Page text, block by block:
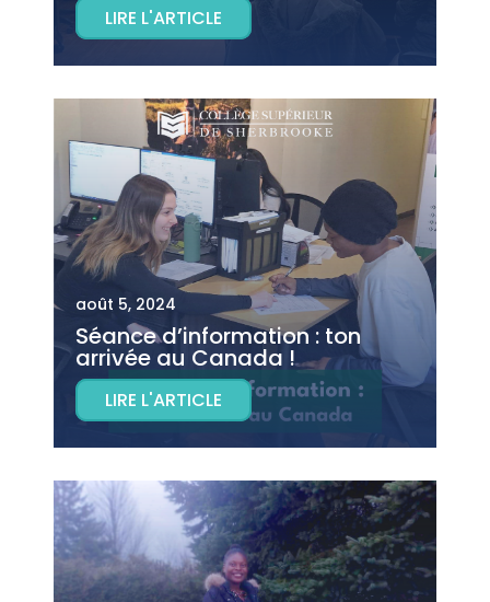
LIRE L'ARTICLE
août 5, 2024
Séance d’information : ton
arrivée au Canada !
LIRE L'ARTICLE